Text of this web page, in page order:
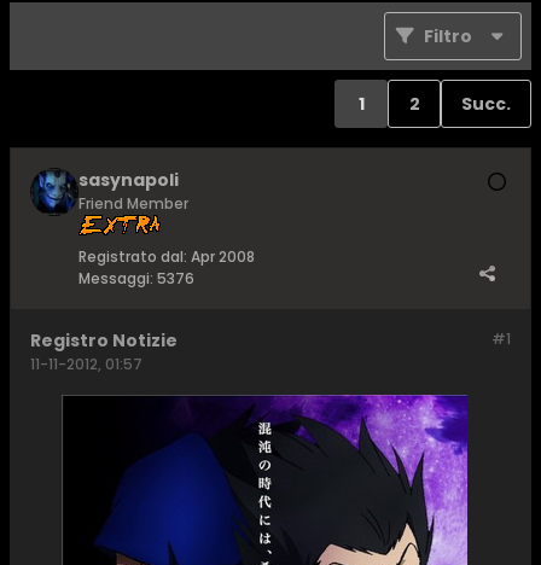
Filtro
1 2 Succ.
sasynapoli
Friend Member
Registrato dal: Apr 2008
Messaggi: 5376
#1
Registro Notizie
11-11-2012, 01:57